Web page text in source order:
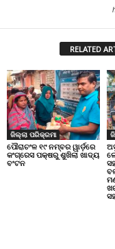
RELATED
ଜିଲ୍ଲା ପରିକ୍ରମା
ପୌରାଚଂଳ ୧୯ ନମ୍ବର ୱାର୍ଡ଼ରେ
କଂଗ୍ରେସ ପକ୍ଷରୁ ଶୁଖିଲା ଖାଦ୍ୟ
ବଂଟନ